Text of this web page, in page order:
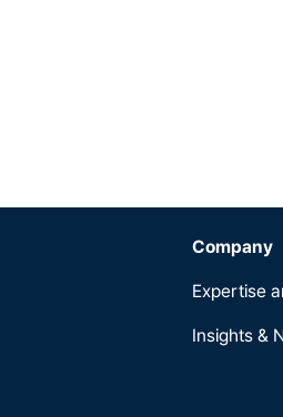
Company
Expertise
Insights &